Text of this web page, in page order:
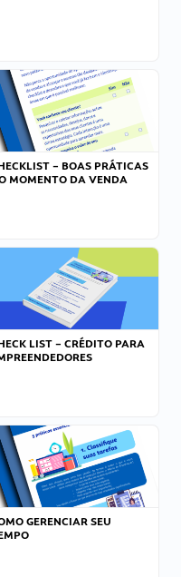
– BOAS PRÁTICAS
MOMENTO DA VENDA
LIST – CRÉDITO PARA
GERENCIAR SEU